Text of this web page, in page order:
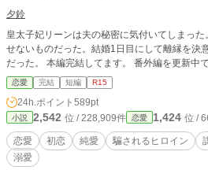
夕鈴
皇太子妃リーンは夫の秘密に気付いてしまっ
せないものだった。結婚1日目にして離縁を決
だった。 本編完結してます。 番外編を更新中
恋愛 完結 短編 R15
24h.ポイント 589pt
小説 2,542 位 / 228,909件 恋愛 1,424 位 /
恋愛 初恋 純愛 騙されるヒロイン
溺愛